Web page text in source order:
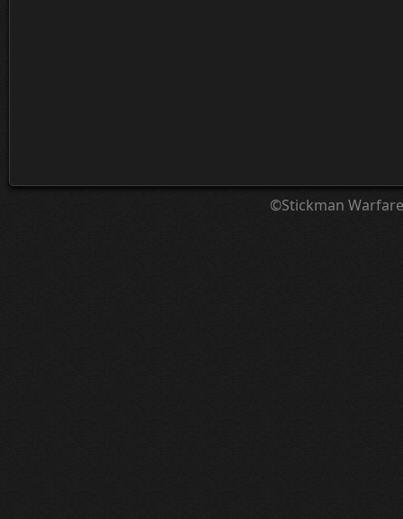
©Stickman Warfare